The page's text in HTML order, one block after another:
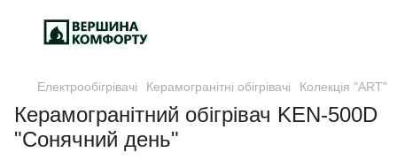
Електрообігрівачі Керамогранітні обігрівачі Колекція "ART"
Керамогранітний обігрівач KEN-500D
"Сонячний день"